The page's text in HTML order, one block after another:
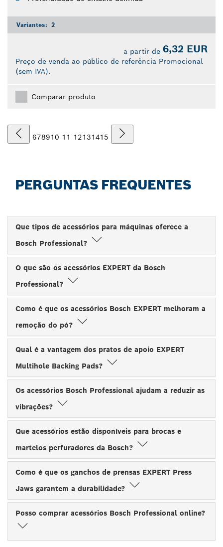
Variantes: 2
a partir de 6,32 EUR
Preço de venda ao público de referência Promocional
(sem IVA).
Comparar produto
678910 11 12131415
PERGUNTAS FREQUENTES
Que tipos de acessórios para máquinas oferece a
Bosch Professional?
O que são os acessórios EXPERT da Bosch
Professional?
Como é que os acessórios Bosch EXPERT melhoram a
remoção do pó?
Qual é a vantagem dos pratos de apoio EXPERT
Multihole Backing Pads?
Os acessórios Bosch Professional ajudam a reduzir as
vibrações?
Que acessórios estão disponíveis para brocas e
martelos perfuradores da Bosch?
Como é que os ganchos de prensas EXPERT Press
Jaws garantem a durabilidade?
Posso comprar acessórios Bosch Professional online?